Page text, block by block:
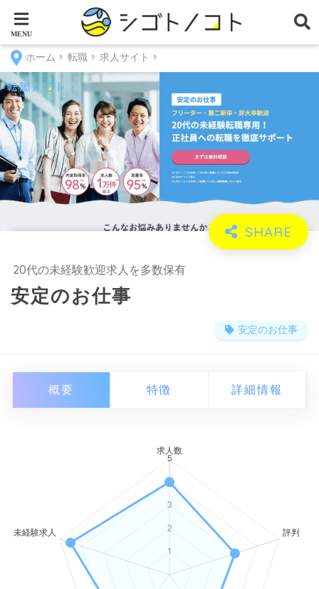
ホーム 転職 求人サイト
20代の未経験歓迎求人を多数保有
安定のお仕事
安定のお仕事
概要 特徴 詳細情報